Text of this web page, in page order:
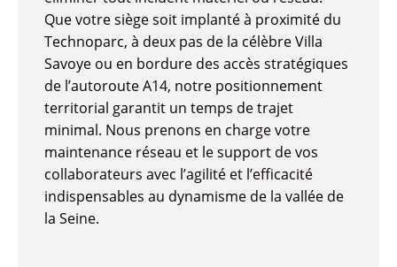
Que votre siège soit implanté à proximité du
Technoparc, à deux pas de la célèbre Villa
Savoye ou en bordure des accès stratégiques
de l’autoroute A14, notre positionnement
territorial garantit un temps de trajet
minimal. Nous prenons en charge votre
maintenance réseau et le support de vos
collaborateurs avec l’agilité et l’efficacité
indispensables au dynamisme de la vallée de
la Seine.